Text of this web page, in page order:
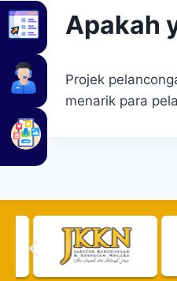
Apakah
Projek
menarik para